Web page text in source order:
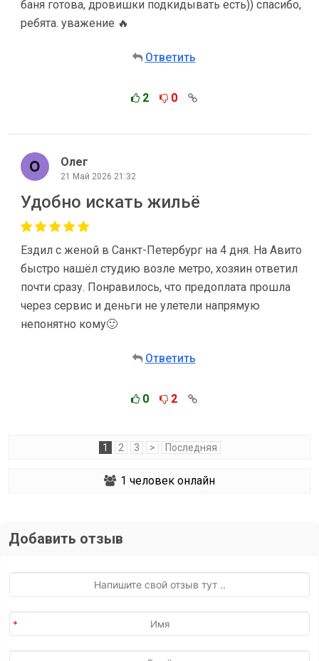
баня готова, дровишки подкидывать есть)) спасибо,
ребята. уважение 🔥
Ответить
2 0
Олег
21 Май 2026 21:32
Удобно искать жильё
Ездил с женой в Санкт-Петербург на 4 дня. На Авито
быстро нашёл студию возле метро, хозяин ответил
почти сразу. Понравилось, что предоплата прошла
через сервис и деньги не улетели напрямую
непонятно кому🙂
Ответить
0 2
1 2 3 > Последняя
1 человек онлайн
Добавить отзыв